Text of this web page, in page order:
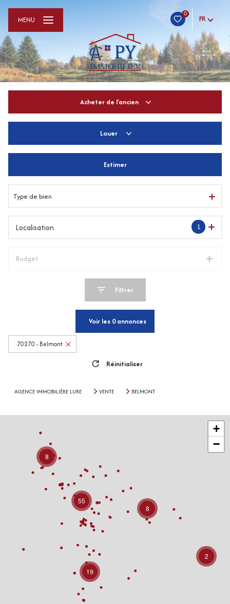
0
FR
MENU
Acheter de l'ancien
De l'immo pro
Louer
De l'immo pro
Estimer
Type de bien
1
Localisation
Budget
Filtrer
Voir les 0annonces
70270 - Belmont
Réinitialiser
AGENCE IMMOBILIÈRE LURE VENTE BELMONT
2
8
8
19
55
+
−